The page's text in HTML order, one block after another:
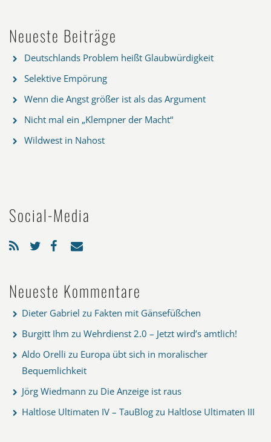
Neueste Beiträge
Deutschlands Problem heißt Glaubwürdigkeit
Selektive Empörung
Wenn die Angst größer ist als das Argument
Nicht mal ein „Klempner der Macht“
Wildwest in Nahost
Social-Media
Neueste Kommentare
Dieter Gabriel zu Fakten mit Gänsefüßchen
Burgitt Ihm zu Wehrdienst 2.0 – Jetzt wird’s amtlich!
Aldo Orelli zu Europa übt sich in moralischer
Bequemlichkeit
Jörg Wiedmann zu Die Anzeige ist raus
Haltlose Ultimaten IV – TauBlog zu Haltlose Ultimaten III